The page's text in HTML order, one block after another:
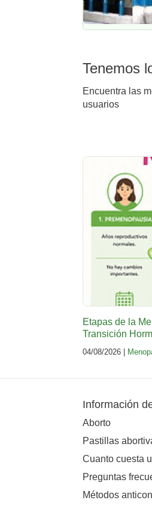
Tenemos
Encuentra las
usuarios
Etapas de la
Transición
04/08/2026 |
Información
Aborto
Pastillas
Cuanto cuesta
Preguntas
Métodos